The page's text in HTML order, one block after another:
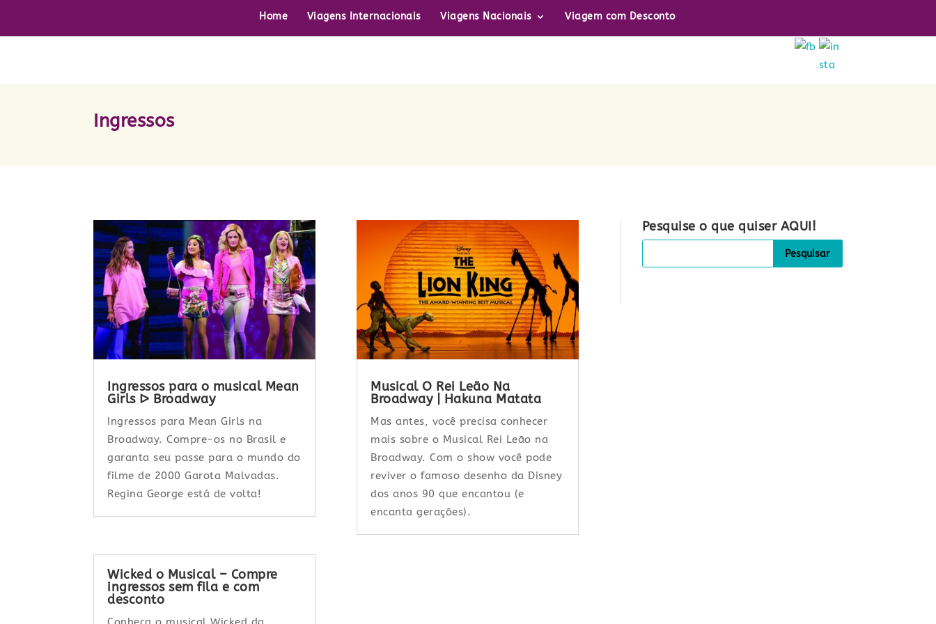
Home Viagens Internacionais Viagens Nacionais Viagem com Desconto
Ingressos
Ingressos para o musical Mean
Girls ᐅ Broadway
Ingressos para Mean Girls na
Broadway. Compre-os no Brasil e
garanta seu passe para o mundo do
filme de 2000 Garota Malvadas.
Regina George está de volta!
Wicked o Musical – Compre
ingressos sem fila e com
desconto
Musical O Rei Leão Na
Broadway | Hakuna Matata
Mas antes, você precisa conhecer
mais sobre o Musical Rei Leão na
Broadway. Com o show você pode
reviver o famoso desenho da Disney
dos anos 90 que encantou (e
encanta gerações).
Pesquise o que quiser AQUI!